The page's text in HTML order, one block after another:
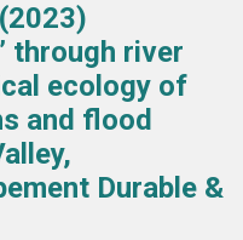
through river
ecology of
and flood
Durable &